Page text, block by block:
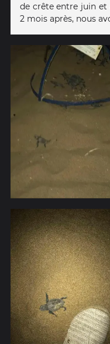
de crête entre juin et
2 mois après, nous